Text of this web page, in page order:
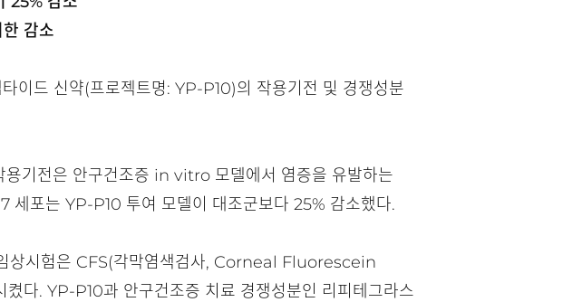
감소
이드 신약(프로젝트명: YP-P10)의 작용기전 및 경쟁성분
기전은 안구건조증 in vitro 모델에서 염증을 유발하는
세포는 YP-P10 투여 모델이 대조군보다 25% 감소했다.
상시험은 CFS(각막염색검사, Corneal Fluorescein
다. YP-P10과 안구건조증 치료 경쟁성분인 리피테그라스